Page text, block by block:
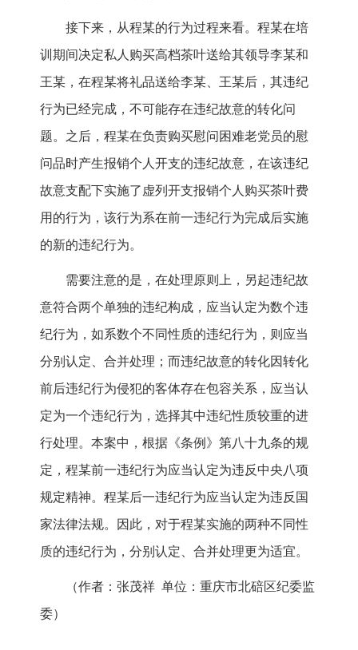
接下来，从程某的行为过程来看。程某在培
训期间决定私人购买高档茶叶送给其领导李某和
王某，在程某将礼品送给李某、王某后，其违纪
行为已经完成，不可能存在违纪故意的转化问
题。之后，程某在负责购买慰问困难老党员的慰
问品时产生报销个人开支的违纪故意，在该违纪
故意支配下实施了虚列开支报销个人购买茶叶费
用的行为，该行为系在前一违纪行为完成后实施
的新的违纪行为。
需要注意的是，在处理原则上，另起违纪故
意符合两个单独的违纪构成，应当认定为数个违
纪行为，如系数个不同性质的违纪行为，则应当
分别认定、合并处理；而违纪故意的转化因转化
前后违纪行为侵犯的客体存在包容关系，应当认
定为一个违纪行为，选择其中违纪性质较重的进
行处理。本案中，根据《条例》第八十九条的规
定，程某前一违纪行为应当认定为违反中央八项
规定精神。程某后一违纪行为应当认定为违反国
家法律法规。因此，对于程某实施的两种不同性
质的违纪行为，分别认定、合并处理更为适宜。
（作者：张茂祥 单位：重庆市北碚区纪委监
委）